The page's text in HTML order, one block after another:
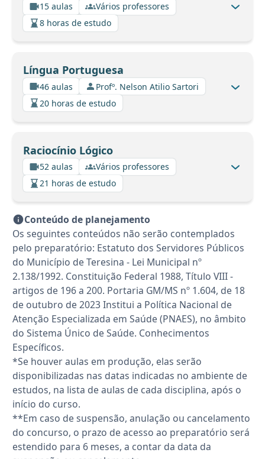
15 aulas
Vários professores
8 horas de estudo
Língua Portuguesa
46 aulas
Profº. Nelson Atilio Sartori
20 horas de estudo
Raciocínio Lógico
52 aulas
Vários professores
21 horas de estudo
Conteúdo de planejamento
Os seguintes conteúdos não serão contemplados
pelo preparatório: Estatuto dos Servidores Públicos
do Município de Teresina - Lei Municipal nº
2.138/1992. Constituição Federal 1988, Título VIII -
artigos de 196 a 200. Portaria GM/MS nº 1.604, de 18
de outubro de 2023 Institui a Política Nacional de
Atenção Especializada em Saúde (PNAES), no âmbito
do Sistema Único de Saúde. Conhecimentos
Específicos.
*Se houver aulas em produção, elas serão
disponibilizadas nas datas indicadas no ambiente de
estudos, na lista de aulas de cada disciplina, após o
início do curso.
**Em caso de suspensão, anulação ou cancelamento
do concurso, o prazo de acesso ao preparatório será
estendido para 6 meses, a contar da data da